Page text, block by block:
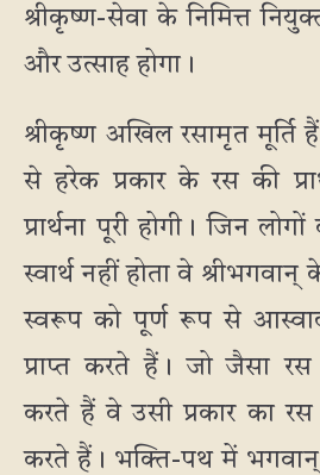
श्रीकृष्ण-सेवा के निमित्त
और उत्साह होगा।
श्रीकृष्ण अखिल रसामृत मूर्ति
से हरेक प्रकार के रस की
प्रार्थना पूरी होगी। जिन
स्वार्थ नहीं होता वे
स्वरूप को पूर्ण रूप से
प्राप्त करते हैं। जो जैसा
करते हैं वे उसी प्रकार का रस
करते हैं। भक्ति-पथ में